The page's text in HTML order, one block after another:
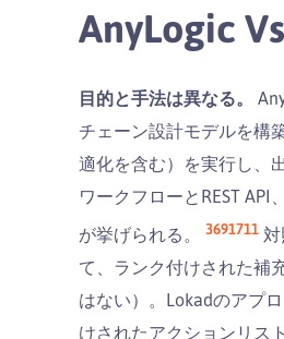
AnyLogic
目的と手法は異なる。
チェーン設計モデルを構
適化を含む）を実行し、
ワークフローとREST
が挙げられる。 3691711 対
て、ランク付けされた補
はない）。Lokadのアプ
けされたアクションリス